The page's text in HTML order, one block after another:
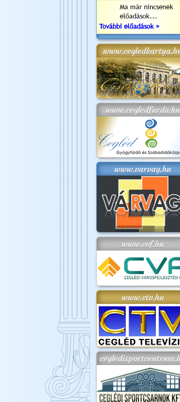
Ma már nincsenek
előadások...
További előadások »
www.cegledfurdo.hu
www.varvag.hu
www.cvf.hu
www.ctv.hu